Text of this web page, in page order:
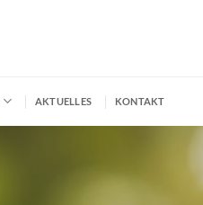
AKTUELLES KONTAKT